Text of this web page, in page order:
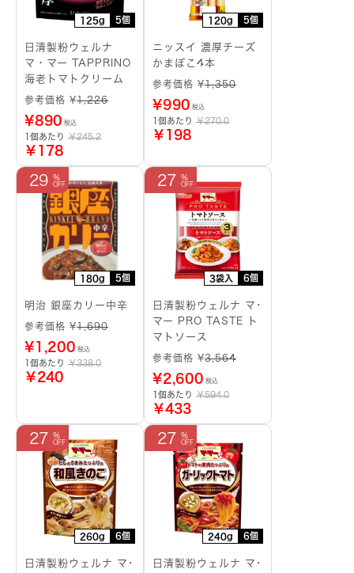
125g 5個
日清製粉ウェルナ
マ・マー TAPPRINO
海老トマトクリーム
参考価格 ¥1,226
¥890 税込
1個あたり ￥245.2
￥178
120g 5個
ニッスイ 濃厚チーズ
かまぼこ4本
参考価格 ¥1,350
¥990 税込
1個あたり ￥270.0
￥198
180g 5個
29
明治 銀座カリー中辛
参考価格 ¥1,690
¥1,200 税込
1個あたり ￥338.0
￥240
3袋入 6個
27
日清製粉ウェルナ マ･
マー PRO TASTE ト
マトソース
参考価格 ¥3,564
¥2,600 税込
1個あたり ￥594.0
￥433
260g 6個
27
日清製粉ウェルナ マ･
240g 6個
27
日清製粉ウェルナ マ･